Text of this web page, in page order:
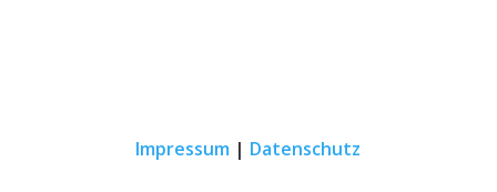
Impressum | Datenschutz